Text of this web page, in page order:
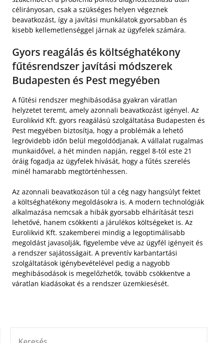
célirányosan, csak a szükséges helyen végeznek
beavatkozást, így a javítási munkálatok gyorsabban és
kisebb kellemetlenséggel járnak az ügyfelek számára.
Gyors reagálás és költséghatékony
fűtésrendszer javítási módszerek
Budapesten és Pest megyében
A fűtési rendszer meghibásodása gyakran váratlan
helyzetet teremt, amely azonnali beavatkozást igényel. Az
Eurolikvid Kft. gyors reagálású szolgáltatása Budapesten és
Pest megyében biztosítja, hogy a problémák a lehető
legrövidebb időn belül megoldódjanak. A vállalat rugalmas
munkaidővel, a hét minden napján, reggel 8-tól este 21
óráig fogadja az ügyfelek hívását, hogy a fűtés szerelés
minél hamarabb megtörténhessen.
Az azonnali beavatkozáson túl a cég nagy hangsúlyt fektet
a költséghatékony megoldásokra is. A modern technológiák
alkalmazása nemcsak a hibák gyorsabb elhárítását teszi
lehetővé, hanem csökkenti a járulékos költségeket is. Az
Eurolikvid Kft. szakemberei mindig a legoptimálisabb
megoldást javasolják, figyelembe véve az ügyfél igényeit és
a rendszer sajátosságait. A preventív karbantartási
szolgáltatások igénybevételével pedig a nagyobb
meghibásodások is megelőzhetők, tovább csökkentve a
váratlan kiadásokat és a rendszer üzemkiesését.